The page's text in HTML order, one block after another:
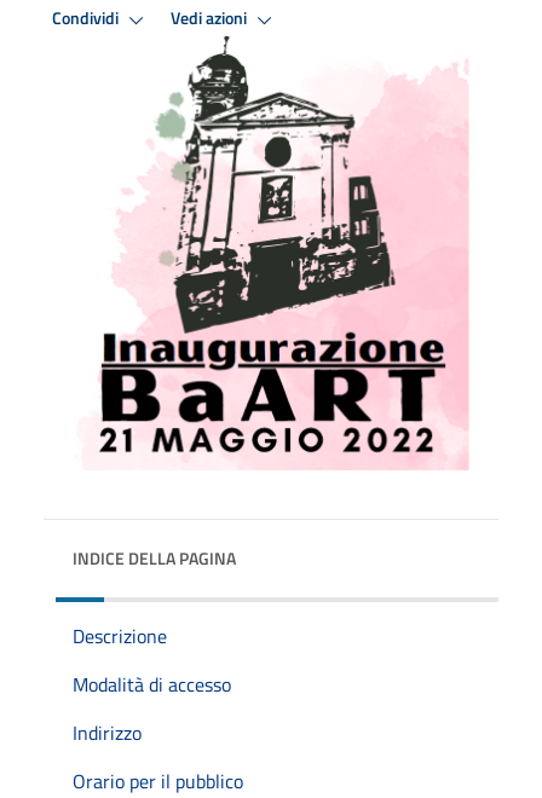
Condividi Vedi azioni
INDICE DELLA PAGINA
Descrizione
Modalità di accesso
Indirizzo
Orario per il pubblico